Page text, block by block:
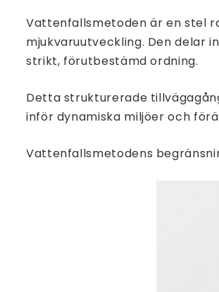
Vattenfallsmetoden är en stel
mjukvaruutveckling. Den delar
strikt, förutbestämd ordning.
Detta strukturerade
inför dynamiska miljöer och
Vattenfallsmetodens